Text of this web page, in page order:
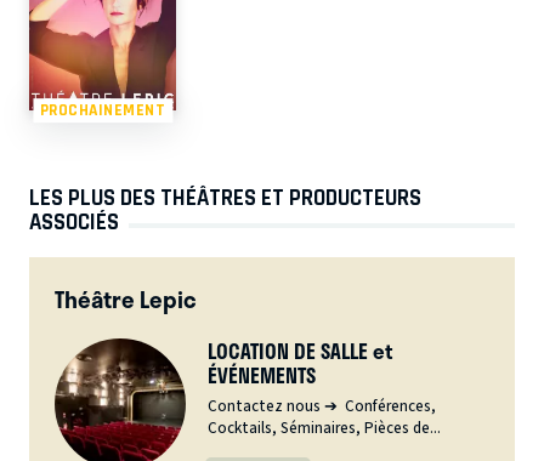
PROCHAINEMENT
LES PLUS DES THÉÂTRES ET PRODUCTEURS
ASSOCIÉS
Théâtre Lepic
LOCATION DE SALLE et
ÉVÉNEMENTS
Contactez nous ➔ Conférences,
Cocktails, Séminaires, Pièces de...